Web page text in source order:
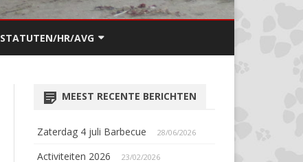
STATUTEN/HR/AVG
PRIVACY REGLEMENT (AVG)MEEST RECENTE BERICHTEN
Zaterdag 4 juli Barbecue 28/06/2026
Activiteiten 2026 23/02/2026